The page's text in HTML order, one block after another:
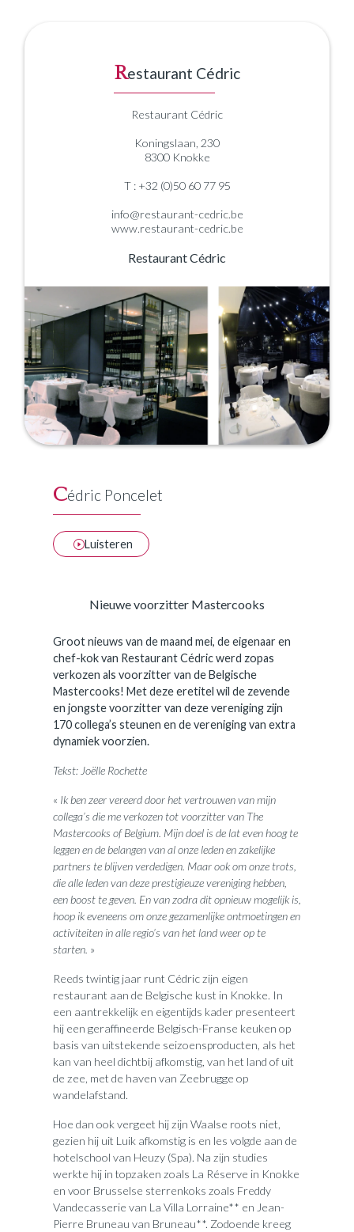
Restaurant Cédric
Restaurant Cédric
Koningslaan, 230
8300 Knokke
T : +32 (0)50 60 77 95
info@restaurant-cedric.be
www.restaurant-cedric.be
Restaurant Cédric
Cédric Poncelet
Luisteren
Nieuwe voorzitter Mastercooks
Groot nieuws van de maand mei, de eigenaar en
chef-kok van Restaurant Cédric werd zopas
verkozen als voorzitter van de Belgische
Mastercooks! Met deze eretitel wil de zevende
en jongste voorzitter van deze vereniging zijn
170 collega’s steunen en de vereniging van extra
dynamiek voorzien.
Tekst: Joëlle Rochette
« Ik ben zeer vereerd door het vertrouwen van mijn
collega’s die me verkozen tot voorzitter van The
Mastercooks of Belgium. Mijn doel is de lat even hoog te
leggen en de belangen van al onze leden en zakelijke
partners te blijven verdedigen. Maar ook om onze trots,
die alle leden van deze prestigieuze vereniging hebben,
een boost te geven. En van zodra dit opnieuw mogelijk is,
hoop ik eveneens om onze gezamenlijke ontmoetingen en
activiteiten in alle regio’s van het land weer op te
starten. »
Reeds twintig jaar runt Cédric zijn eigen
restaurant aan de Belgische kust in Knokke. In
een aantrekkelijk en eigentijds kader presenteert
hij een geraffineerde Belgisch-Franse keuken op
basis van uitstekende seizoensproducten, als het
kan van heel dichtbij afkomstig, van het land of uit
de zee, met de haven van Zeebrugge op
wandelafstand.
Hoe dan ook vergeet hij zijn Waalse roots niet,
gezien hij uit Luik afkomstig is en les volgde aan de
hotelschool van Heuzy (Spa). Na zijn studies
werkte hij in topzaken zoals La Réserve in Knokke
en voor Brusselse sterrenkoks zoals Freddy
Vandecasserie van La Villa Lorraine** en Jean-
Pierre Bruneau van Bruneau**. Zodoende kreeg